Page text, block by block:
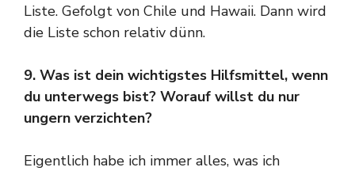
Liste. Gefolgt von Chile und Hawaii. Dann wird
die Liste schon relativ dünn.
9. Was ist dein wichtigstes Hilfsmittel, wenn
du unterwegs bist? Worauf willst du nur
ungern verzichten?
Eigentlich habe ich immer alles, was ich